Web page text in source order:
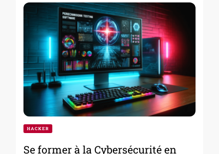
HACKER
Se former à la Cybersécurité en